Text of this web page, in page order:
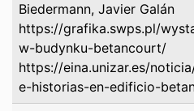
Biedermann, Javier Galán
https://grafika.swps.pl/
w-budynku-betancourt/
https://eina.unizar.es/
e-historias-en-edificio-